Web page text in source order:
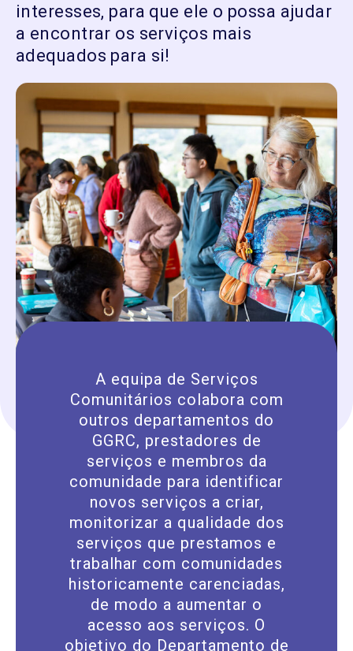
interesses, para que ele o possa ajudar
a encontrar os serviços mais
adequados para si!
A equipa de Serviços
Comunitários colabora com
outros departamentos do
GGRC, prestadores de
serviços e membros da
comunidade para identificar
novos serviços a criar,
monitorizar a qualidade dos
serviços que prestamos e
trabalhar com comunidades
historicamente carenciadas,
de modo a aumentar o
acesso aos serviços. O
objetivo do Departamento de